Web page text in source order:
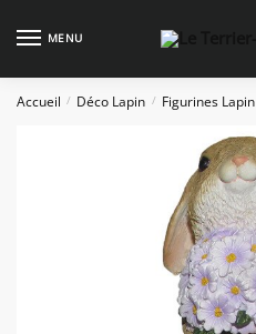
MENU
Accueil / Déco Lapin / Figurines Lapin